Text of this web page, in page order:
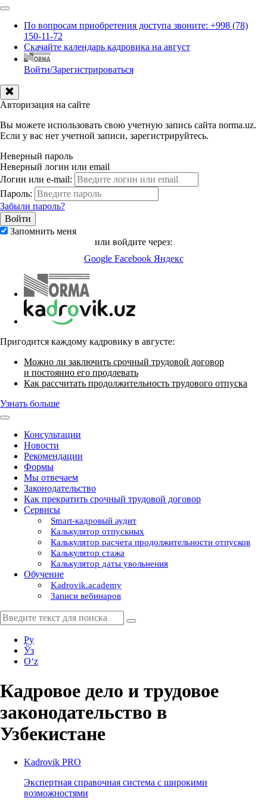
По вопросам приобретения доступа звоните: +998 (78)
150-11-72
Скачайте календарь кадровика на август
Войти/Зарегистрироваться
Авторизация на сайте
Вы можете использовать свою учетную запись сайта norma.uz.
Если у вас нет учетной записи, зарегистрируйтесь.
Неверный пароль
Неверный логин или email
Логин или e-mail:
Пароль:
Забыли пароль?
Запомнить меня
или войдите через:
Google Facebook Яндекс
Пригодится каждому кадровику в августе:
Можно ли заключить срочный трудовой договор
и постоянно его продлевать
Как рассчитать продолжительность трудового отпуска
Узнать больше
Консультации
Новости
Рекомендации
Формы
Мы отвечаем
Законодательство
Как прекратить срочный трудовой договор
Сервисы
Smart-кадровый аудит
Калькулятор отпускных
Калькулятор расчета продолжительности отпусков
Калькулятор стажа
Калькулятор даты увольнения
Обучение
Kadrovik.academy
Записи вебинаров
Ру
Ўз
Oʻz
Кадровое дело и трудовое
законодательство в
Узбекистане
Kadrovik PRO
Экспертная справочная система с широкими
возможностями